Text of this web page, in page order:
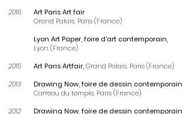
Art Paris Art fair
Grand Palais, Paris (France)
Lyon Art Paper, foire d’art contemporain,
Lyon (France)
Art Paris Artfair, Grand Palais, Paris (France)
Drawing Now, foire de dessin contemporain
Carreau du temple, Paris (France)
Drawing Now, foire de dessin contemporain
2016
2015
2013
2012